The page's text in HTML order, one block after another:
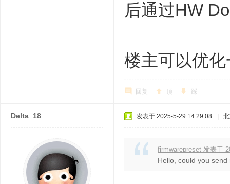
后通过HW
楼主可以优
回复 顶 踩
Delta_18 发表于 2025-5-29 14:29:08
firmwarepreset 发表于
Hello, could you